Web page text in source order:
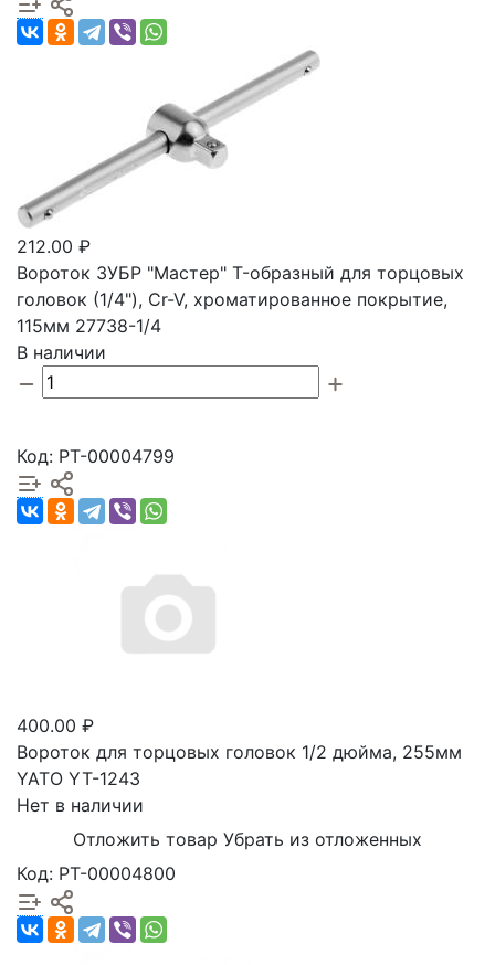
212.00 ₽
Вороток ЗУБР "Мастер" T-образный для торцовых
головок (1/4"), Cr-V, хроматированное покрытие,
115мм 27738-1/4
В наличии
Код: РТ-00004799
400.00 ₽
Вороток для торцовых головок 1/2 дюйма, 255мм
YATO YT-1243
Нет в наличии
Отложить товар Убрать из отложенных
Код: РТ-00004800